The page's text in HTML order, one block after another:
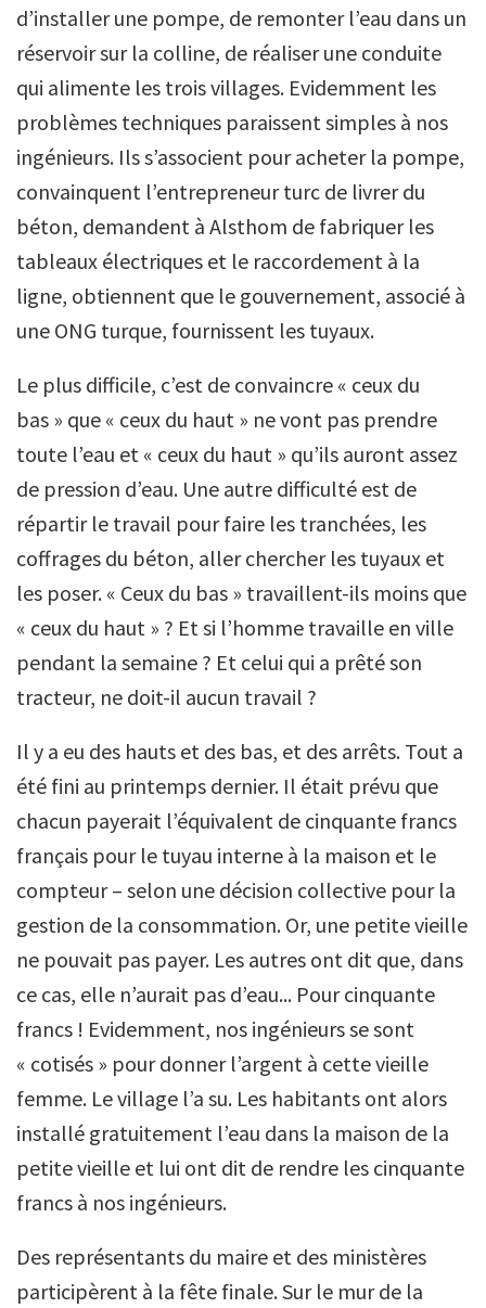
d’installer une pompe, de remonter l’eau dans un
réservoir sur la colline, de réaliser une conduite
qui alimente les trois villages. Evidemment les
problèmes techniques paraissent simples à nos
ingénieurs. Ils s’associent pour acheter la pompe,
convainquent l’entrepreneur turc de livrer du
béton, demandent à Alsthom de fabriquer les
tableaux électriques et le raccordement à la
ligne, obtiennent que le gouvernement, associé à
une ONG turque, fournissent les tuyaux.
Le plus difficile, c’est de convaincre « ceux du
bas » que « ceux du haut » ne vont pas prendre
toute l’eau et « ceux du haut » qu’ils auront assez
de pression d’eau. Une autre difficulté est de
répartir le travail pour faire les tranchées, les
coffrages du béton, aller chercher les tuyaux et
les poser. « Ceux du bas » travaillent-ils moins que
« ceux du haut » ? Et si l’homme travaille en ville
pendant la semaine ? Et celui qui a prêté son
tracteur, ne doit-il aucun travail ?
Il y a eu des hauts et des bas, et des arrêts. Tout a
été fini au printemps dernier. Il était prévu que
chacun payerait l’équivalent de cinquante francs
français pour le tuyau interne à la maison et le
compteur – selon une décision collective pour la
gestion de la consommation. Or, une petite vieille
ne pouvait pas payer. Les autres ont dit que, dans
ce cas, elle n’aurait pas d’eau... Pour cinquante
francs ! Evidemment, nos ingénieurs se sont
« cotisés » pour donner l’argent à cette vieille
femme. Le village l’a su. Les habitants ont alors
installé gratuitement l’eau dans la maison de la
petite vieille et lui ont dit de rendre les cinquante
francs à nos ingénieurs.
Des représentants du maire et des ministères
participèrent à la fête finale. Sur le mur de la